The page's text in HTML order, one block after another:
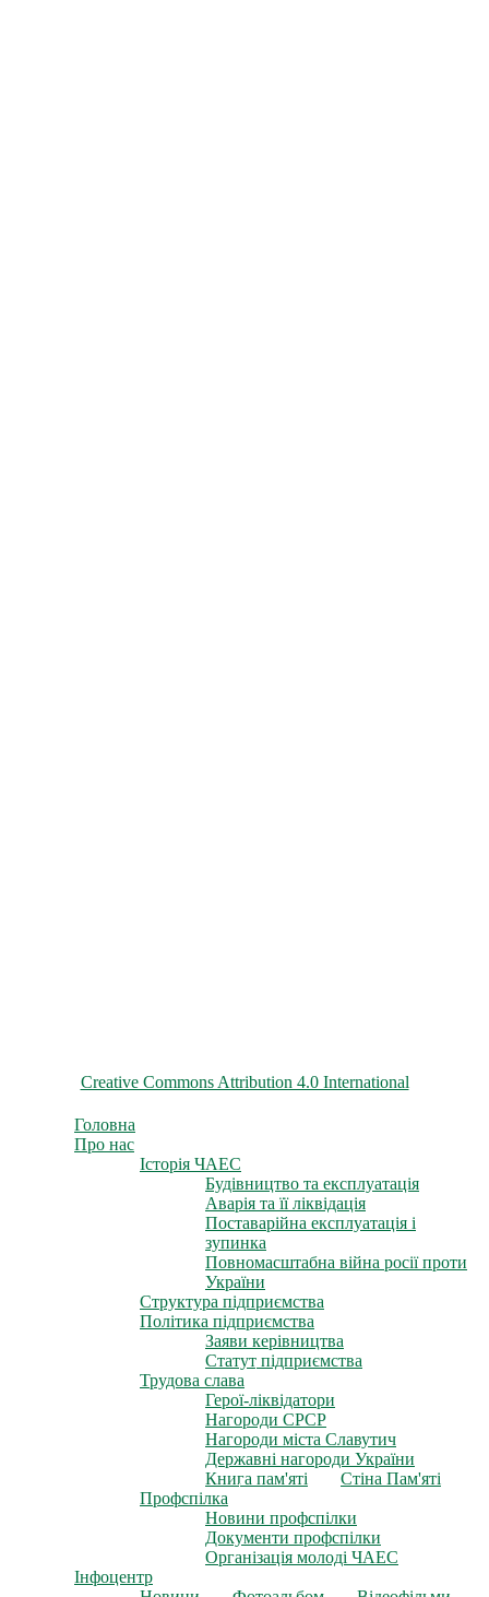
Creative Commons Attribution 4.0 International
Головна
Про нас
Історія ЧАЕС
Будівництво та експлуатація
Аварія та її ліквідація
Поставарійна експлуатація і
зупинка
Повномасштабна війна росії проти
України
Структура підприємства
Політика підприємства
Заяви керівництва
Статут підприємства
Трудова слава
Герої-ліквідатори
Нагороди СРСР
Нагороди міста Славутич
Державні нагороди України
Книга пам'яті
Стіна Пам'яті
Профспілка
Новини профспілки
Документи профспілки
Організація молоді ЧАЕС
Інфоцентр